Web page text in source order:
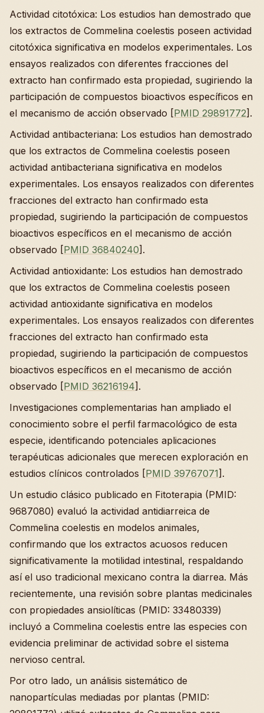
Actividad citotóxica: Los estudios han demostrado que
los extractos de Commelina coelestis poseen actividad
citotóxica significativa en modelos experimentales. Los
ensayos realizados con diferentes fracciones del
extracto han confirmado esta propiedad, sugiriendo la
participación de compuestos bioactivos específicos en
el mecanismo de acción observado [PMID 29891772].
Actividad antibacteriana: Los estudios han demostrado
que los extractos de Commelina coelestis poseen
actividad antibacteriana significativa en modelos
experimentales. Los ensayos realizados con diferentes
fracciones del extracto han confirmado esta
propiedad, sugiriendo la participación de compuestos
bioactivos específicos en el mecanismo de acción
observado [PMID 36840240].
Actividad antioxidante: Los estudios han demostrado
que los extractos de Commelina coelestis poseen
actividad antioxidante significativa en modelos
experimentales. Los ensayos realizados con diferentes
fracciones del extracto han confirmado esta
propiedad, sugiriendo la participación de compuestos
bioactivos específicos en el mecanismo de acción
observado [PMID 36216194].
Investigaciones complementarias han ampliado el
conocimiento sobre el perfil farmacológico de esta
especie, identificando potenciales aplicaciones
terapéuticas adicionales que merecen exploración en
estudios clínicos controlados [PMID 39767071].
Un estudio clásico publicado en Fitoterapia (PMID:
9687080) evaluó la actividad antidiarreica de
Commelina coelestis en modelos animales,
confirmando que los extractos acuosos reducen
significativamente la motilidad intestinal, respaldando
así el uso tradicional mexicano contra la diarrea. Más
recientemente, una revisión sobre plantas medicinales
con propiedades ansiolíticas (PMID: 33480339)
incluyó a Commelina coelestis entre las especies con
evidencia preliminar de actividad sobre el sistema
nervioso central.
Por otro lado, un análisis sistemático de
nanopartículas mediadas por plantas (PMID: